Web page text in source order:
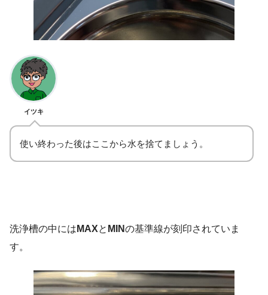
イツキ
使い終わった後はここから水を捨てましょう。
洗浄槽の中には MAXと MINの基準線が刻印されていま
す。